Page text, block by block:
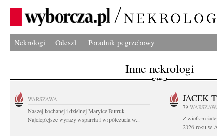
Nekrologi Odeszli Poradnik pogrzebowy
Inne nekrologi
WARSZAWA
Naszej kochanej i dzielnej Marylce Butruk
Najcieplejsze wyrazy wsparcia i współczucia w...
JACEK
79
Z wielkim
2026 roku w